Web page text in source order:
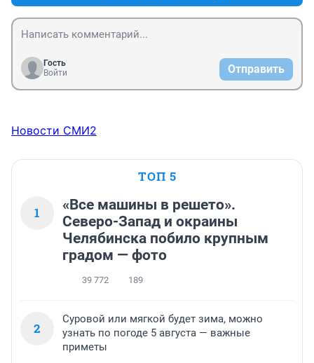
Гость
Войти
Отправить
Новости СМИ2
ТОП 5
1
«Все машины в решето».
Северо-Запад и окраины
Челябинска побило крупным
градом — фото
39 772 189
2
Суровой или мягкой будет зима, можно
узнать по погоде 5 августа — важные
приметы